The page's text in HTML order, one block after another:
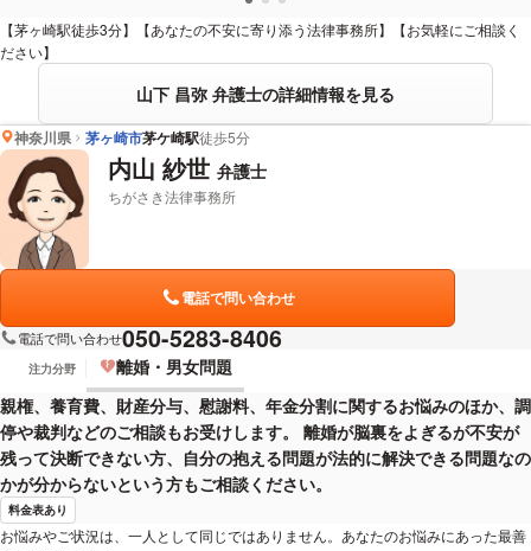
【茅ヶ崎駅徒歩3分】【あなたの不安に寄り添う法律事務所】【お気軽にご相談く
ださい】
山下 昌弥 弁護士の詳細情報を見る
神奈川県 茅ヶ崎市茅ケ崎駅徒歩5分
内山 紗世 弁護士
ちがさき法律事務所
電話で問い合わせ
電話で問い合わせ050-5283-8406
注力分野
離婚・男女問題
親権、養育費、財産分与、慰謝料、年金分割に関するお悩みのほか、調
停や裁判などのご相談もお受けします。 離婚が脳裏をよぎるが不安が
残って決断できない方、自分の抱える問題が法的に解決できる問題なの
かが分からないという方もご相談ください。
料金表あり
お悩みやご状況は、一人として同じではありません。あなたのお悩みにあった最善